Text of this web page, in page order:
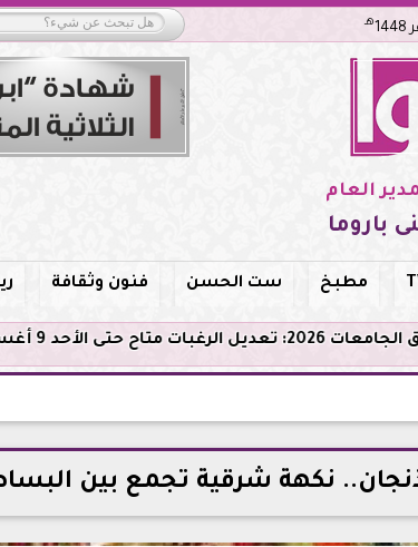
هـ
العام
باروما
مطبخ ست الحسن فنون وثقافة
نكهة شرقية تجمع بين